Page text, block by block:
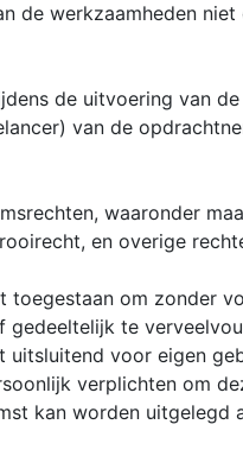
de werkzaamheden
de uitvoering van
van de
waaronder
en overige
toegestaan om zonder
gedeeltelijk te
uitsluitend voor eigen
verplichten om
kan worden